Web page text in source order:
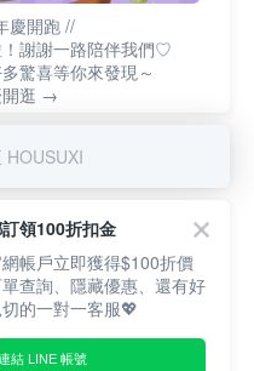
慶開跑 //
謝謝一路陪伴我們♡
驚喜等你來發現～
開逛 →
HOUSUXI
領100折扣金
帳戶立即獲得$100折價
查詢、隱藏優惠、還有好
的一對一客服💖
結 LINE 帳號